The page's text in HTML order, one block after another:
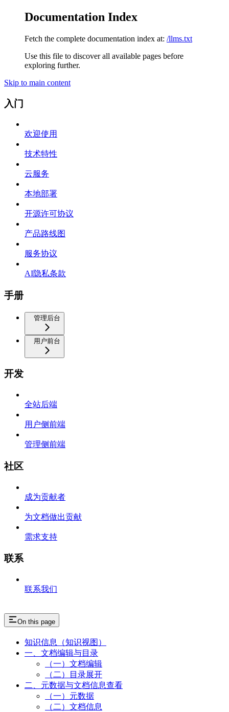
Documentation Index
Fetch the complete documentation index at: /llms.txt
Use this file to discover all available pages before
exploring further.
Skip to main content
入门
欢迎使用
技术特性
云服务
本地部署
开源许可协议
产品路线图
服务协议
AI隐私条款
手册
管理后台
用户前台
开发
全站后端
用户侧前端
管理侧前端
社区
成为贡献者
为文档做出贡献
需求支持
联系
联系我们
On this page
知识信息（知识视图）
一、文档编辑与目录
（一）文档编辑
（二）目录展开
二、元数据与文档信息查看
（一）元数据
（二）文档信息